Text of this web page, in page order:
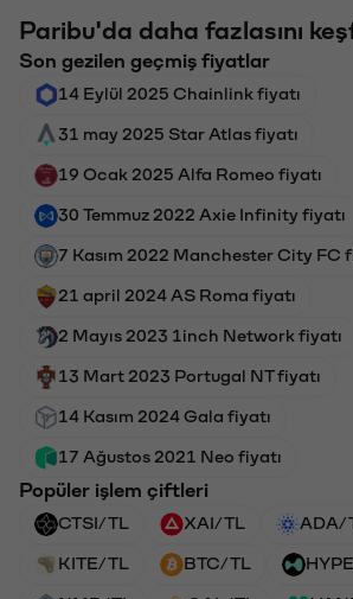
Paribu'da daha fazlasını
Son gezilen geçmiş fiyatlar
14 Eylül 2025 Chainlink fiyatı
31 may 2025 Star Atlas fiyatı
19 Ocak 2025 Alfa Romeo fiyatı
30 Temmuz 2022 Axie Infinity fiyatı
7 Kasım 2022 Manchester City FC
21 april 2024 AS Roma fiyatı
2 Mayıs 2023 1inch Network fiyatı
13 Mart 2023 Portugal NT fiyatı
14 Kasım 2024 Gala fiyatı
17 Ağustos 2021 Neo fiyatı
Popüler işlem çiftleri
CTSI/TL XAI/TL ADA/
KITE/TL BTC/TL